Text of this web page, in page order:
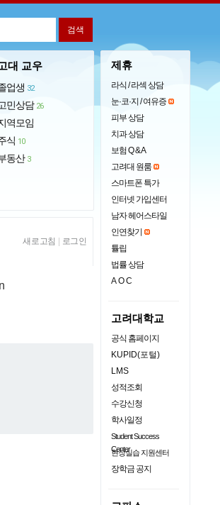
대 교우
업생 32
민상담 26
역모임
식 10
동산 3
새로고침 로그인
제휴
라식 / 라섹 상담
눈·코·지 / 여유증
피부 상담
치과 상담
보험 Q & A
고려대 원룸
스마트폰 특가
인터넷 가입센터
남자 헤어스타일
인연찾기
튤립
법률 상담
AOC
고려대학교
공식 홈페이지
KUPID(포털)
LMS
성적조회
수강신청
학사일정
Student Success
Center
현장실습 지원센터
장학금 공지